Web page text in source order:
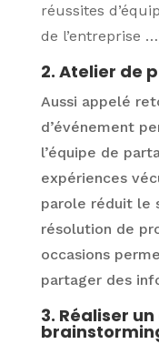
réussites
de l’entreprise
2. Atelier de
Aussi appelé
d’événement
l’équipe de
expériences
parole réduit le
résolution de
occasions
partager des
3. Réaliser